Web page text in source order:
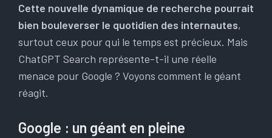
Cette nouvelle dynamique de recherche pourrait
bien bouleverser le quotidien des internautes,
surtout ceux pour qui le temps est précieux. Mais
ChatGPT Search représente-t-il une réelle
menace pour Google ? Voyons comment le géant
réagit.
Google : un géant en pleine